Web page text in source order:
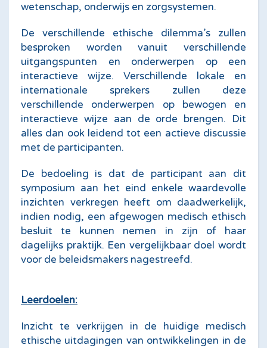
wetenschap, onderwijs en zorgsystemen.
De verschillende ethische dilemma’s zullen
besproken worden vanuit verschillende
uitgangspunten en onderwerpen op een
interactieve wijze. Verschillende lokale en
internationale sprekers zullen deze
verschillende onderwerpen op bewogen en
interactieve wijze aan de orde brengen. Dit
alles dan ook leidend tot een actieve discussie
met de participanten.
De bedoeling is dat de participant aan dit
symposium aan het eind enkele waardevolle
inzichten verkregen heeft om daadwerkelijk,
indien nodig, een afgewogen medisch ethisch
besluit te kunnen nemen in zijn of haar
dagelijks praktijk. Een vergelijkbaar doel wordt
voor de beleidsmakers nagestreefd.
Leerdoelen:
Inzicht te verkrijgen in de huidige medisch
ethische uitdagingen van ontwikkelingen in de